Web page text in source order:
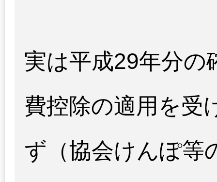
実は平成29年分の
費控除の適用を受
ず（協会けんぽ等